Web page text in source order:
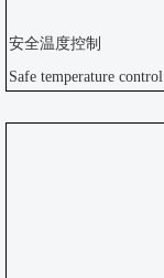
安全温度控制
Safe temperature control